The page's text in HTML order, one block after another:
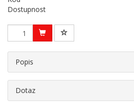
Dostupnost
Popis
Dotaz